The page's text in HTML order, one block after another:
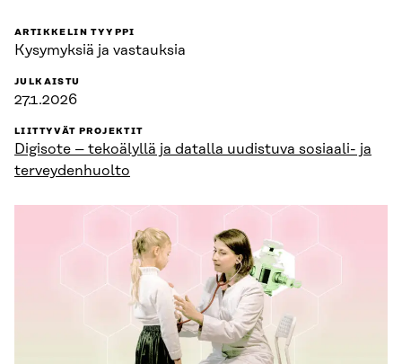
ARTIKKELIN TYYPPI
Kysymyksiä ja vastauksia
JULKAISTU
27.1.2026
LIITTYVÄT PROJEKTIT
Digisote – tekoälyllä ja datalla uudistuva sosiaali- ja
terveydenhuolto